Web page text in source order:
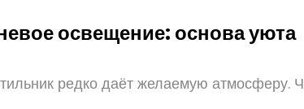
освещение: основа уюта
редко даёт желаемую атмосферу.